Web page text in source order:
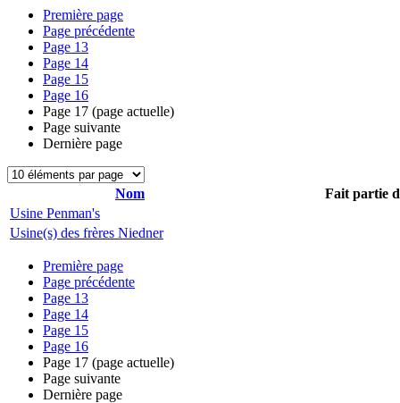
Première page
Page précédente
Page 13
Page 14
Page 15
Page 16
Page 17 (page actuelle)
Page suivante
Dernière page
Nom
Fait partie
Usine Penman's
Usine(s) des frères Niedner
Première page
Page précédente
Page 13
Page 14
Page 15
Page 16
Page 17 (page actuelle)
Page suivante
Dernière page